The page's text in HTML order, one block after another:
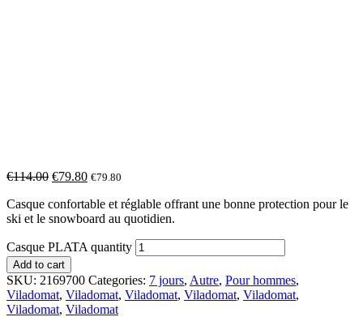
€114.00 €79.80 €79.80
Casque confortable et réglable offrant une bonne protection pour le
ski et le snowboard au quotidien.
Casque PLATA quantity
Add to cart
SKU: 2169700 Categories: 7 jours, Autre, Pour hommes,
Viladomat, Viladomat, Viladomat, Viladomat, Viladomat,
Viladomat, Viladomat